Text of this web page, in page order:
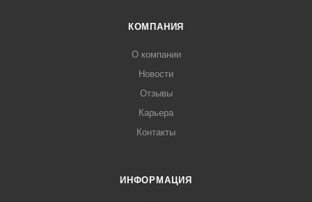
КОМПАНИЯ
О компании
Новости
Отзывы
Карьера
Контакты
ИНФОРМАЦИЯ